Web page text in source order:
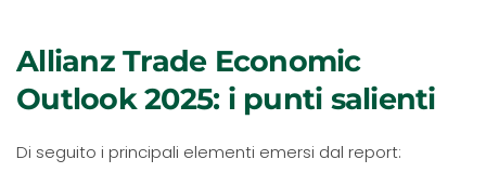
Allianz Trade Economic
Outlook 2025: i punti salienti
Di seguito i principali elementi emersi dal report: